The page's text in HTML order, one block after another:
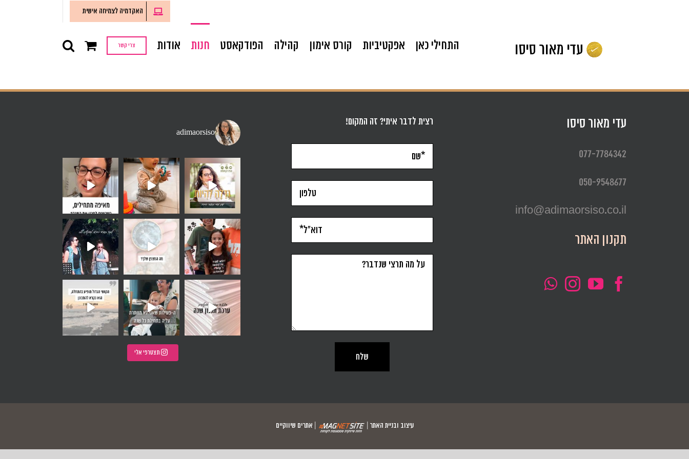
האקדמיה לצמיחה אישית
התחילי כאן אפקטיביות קורס אימון קהילה הפודקאסט חנות אודות צרי קשר
עדי מאור סיסו
077-7784342
050-9548677
info@adimaorsiso.co.il
תקנון האתר
רצית לדבר איתי? זה המקום!
adimaorsiso
סגרתי את הפודקאסט ״אפקטיבית״ במרץ 2022. יש כאלה שתשעה חודשים זו ממש נקודת ציון. יותר זמן בחוץ מאשר
בתקופה האחרונה זו משפט שאני שומעת הרבה - אני רוצה
ילד על קביים, תינוקת וחום של אוגוסט- אז הלכנו על ח
אני מאמינה שלכל אחת מאיתנו יש מצפן פנימי שקיים בתו
לא היה לי חלום להיות חלק מהרכב. לא הייתי חלק מחבו
יש לי שריטה קשה. שלא לומר או.סי.די. כל קפל בפולדרשבוע חדש מתחיל ונשאלת השאלה, איך את בוחרת להתחיל א
תצטרפי אלי
עיצוב ובניית האתר | אתרים שיווקיים